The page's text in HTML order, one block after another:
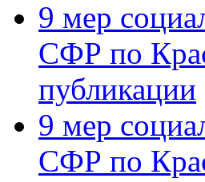
9 мер
СФР по
публикации
9 мер
СФР по